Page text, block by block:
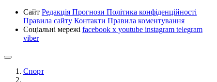
Сайт Редакція Прогнози Політика конфіденційності
Правила сайту Контакти Правила коментування
Соціальні мережі facebook x youtube instagram telegram
viber
Спорт